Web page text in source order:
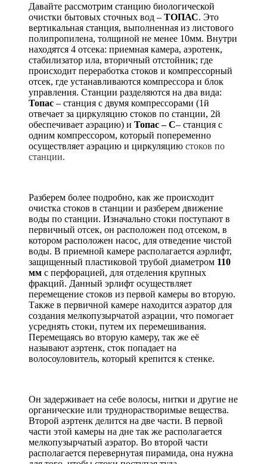
Давайте рассмотрим станцию биологической
очистки бытовых сточных вод – ТОПАС. Это
вертикальная станция, выполненная из листового
полипропилена, толщиной не менее 10мм. Внутри
находятся 4 отсека: приемная камера, аэротенк,
стабилизатор ила, вторичный отстойник; где
происходит переработка стоков и компрессорный
отсек, где устанавливаются компрессора и блок
управления. Станции разделяются на два вида:
Топас – станция с двумя компрессорами (1й
отвечает за циркуляцию стоков по станции, 2й
обеспечивает аэрацию) и Топас – С– станция с
одним компрессором, который попеременно
осуществляет аэрацию и циркуляцию стоков по
станции.
Разберем более подробно, как же происходит
очистка стоков в станции и разберем движение
воды по станции. Изначально стоки поступают в
первичный отсек, он расположен под отсеком, в
котором расположен насос, для отведение чистой
воды. В приемной камере располагается аэрлифт,
защищенный пластиковой трубой диаметром 110
мм с перфорацией, для отделения крупных
фракций. Данный эрлифт осуществляет
перемещение стоков из первой камеры во вторую.
Также в первичной камере находится аэратор для
создания мелкопузырчатой аэрации, что помогает
усреднять стоки, путем их перемешивания.
Перемещаясь во вторую камеру, так же её
называют аэртенк, сток попадает на
волосоуловитель, который крепится к стенке.
Он задерживает на себе волосы, нитки и другие не
органические или труднорастворимые вещества.
Второй аэртенк делится на две части. В первой
части этой камеры на дне так же располагается
мелкопузырчатый аэратор. Во второй части
располагается перевернутая пирамида, она нужна